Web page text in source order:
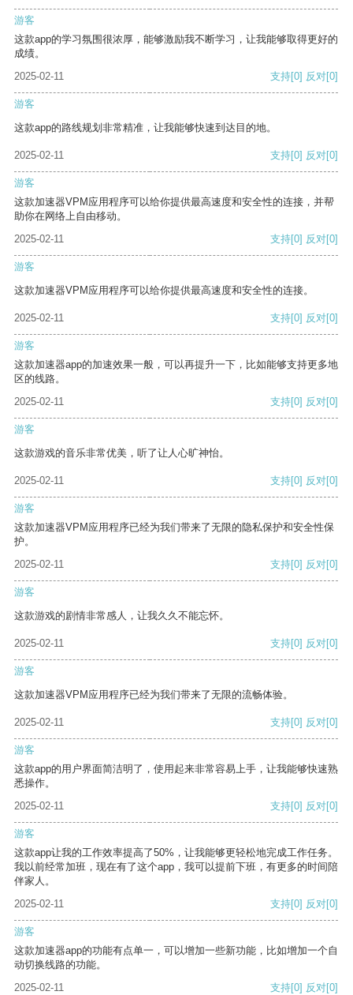
游客
这款app的学习氛围很浓厚，能够激励我不断学习，让我能够取得更好的
成绩。
2025-02-11
支持[0] 反对[0]
游客
这款app的路线规划非常精准，让我能够快速到达目的地。
2025-02-11 支持[0] 反对[0]
游客
这款加速器VPM应用程序可以给你提供最高速度和安全性的连接，并帮
助你在网络上自由移动。
2025-02-11
支持[0] 反对[0]
游客
这款加速器VPM应用程序可以给你提供最高速度和安全性的连接。
2025-02-11 支持[0] 反对[0]
游客
这款加速器app的加速效果一般，可以再提升一下，比如能够支持更多地
区的线路。
2025-02-11
支持[0] 反对[0]
游客
这款游戏的音乐非常优美，听了让人心旷神怡。
2025-02-11 支持[0] 反对[0]
游客
这款加速器VPM应用程序已经为我们带来了无限的隐私保护和安全性保
护。
2025-02-11
支持[0] 反对[0]
游客
这款游戏的剧情非常感人，让我久久不能忘怀。
2025-02-11 支持[0] 反对[0]
游客
这款加速器VPM应用程序已经为我们带来了无限的流畅体验。
2025-02-11 支持[0] 反对[0]
游客
这款app的用户界面简洁明了，使用起来非常容易上手，让我能够快速熟
悉操作。
2025-02-11
支持[0] 反对[0]
游客
这款app让我的工作效率提高了50%，让我能够更轻松地完成工作任务。
我以前经常加班，现在有了这个app，我可以提前下班，有更多的时间陪
伴家人。
2025-02-11
支持[0] 反对[0]
游客
这款加速器app的功能有点单一，可以增加一些新功能，比如增加一个自
动切换线路的功能。
2025-02-11
支持[0] 反对[0]